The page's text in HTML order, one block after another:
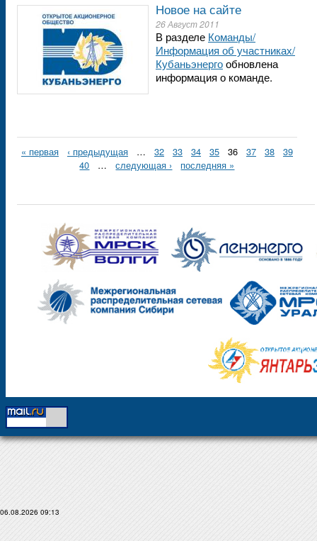
Новое на сайте
26 Август 2011
В разделе Команды/
Информация об участниках/
Кубаньэнергообновлена
информация о команде.
« первая ‹ предыдущая … 32 33 34 35 36 37 38
39
40
… следующая › последняя »
06.08.2026 09:13